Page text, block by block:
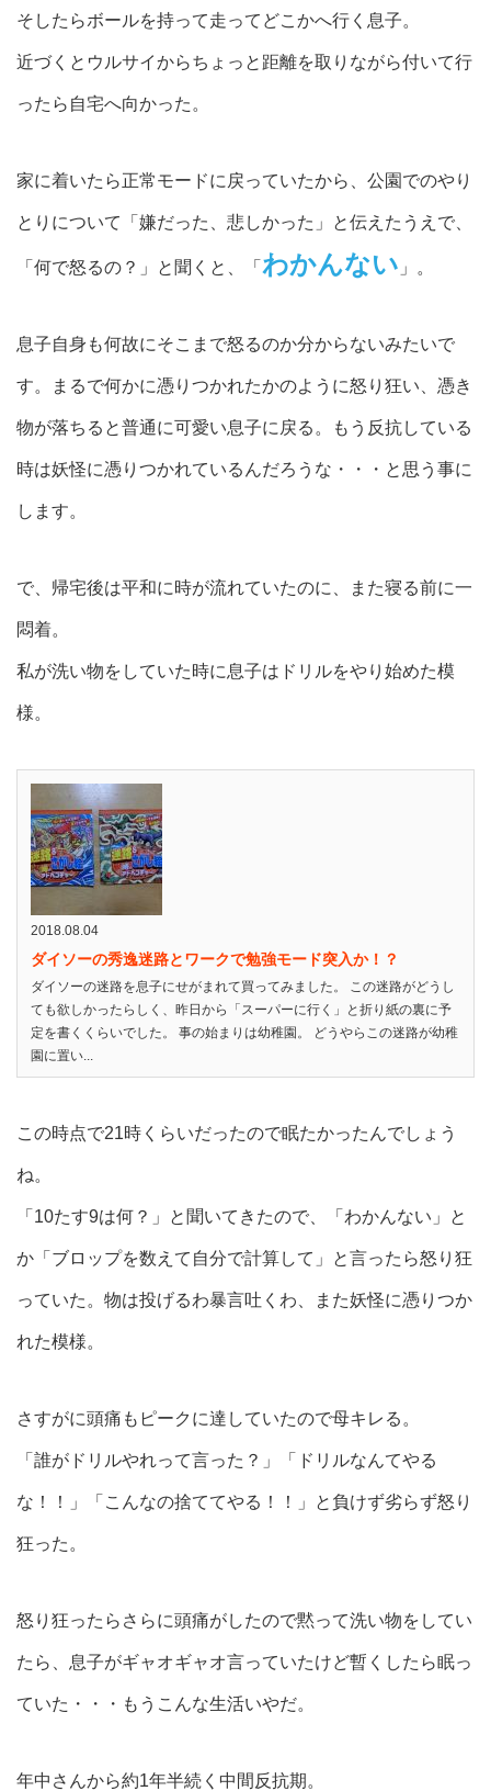
そしたらボールを持って走ってどこかへ行く息子。
近づくとウルサイからちょっと距離を取りながら付いて行
ったら自宅へ向かった。
家に着いたら正常モードに戻っていたから、公園でのやり
とりについて「嫌だった、悲しかった」と伝えたうえで、
「何で怒るの？」と聞くと、「 わかんない 」。
息子自身も何故にそこまで怒るのか分からないみたいで
す。まるで何かに憑りつかれたかのように怒り狂い、憑き
物が落ちると普通に可愛い息子に戻る。もう反抗している
時は妖怪に憑りつかれているんだろうな・・・と思う事に
します。
で、帰宅後は平和に時が流れていたのに、また寝る前に一
悶着。
私が洗い物をしていた時に息子はドリルをやり始めた模
様。
2018.08.04
ダイソーの秀逸迷路とワークで勉強モード突入か！？
ダイソーの迷路を息子にせがまれて買ってみました。 この迷路がどうし
ても欲しかったらしく、昨日から「スーパーに行く」と折り紙の裏に予
定を書くくらいでした。 事の始まりは幼稚園。 どうやらこの迷路が幼稚
園に置い...
この時点で21時くらいだったので眠たかったんでしょう
ね。
「10たす9は何？」と聞いてきたので、「わかんない」と
か「ブロップを数えて自分で計算して」と言ったら怒り狂
っていた。物は投げるわ暴言吐くわ、また妖怪に憑りつか
れた模様。
さすがに頭痛もピークに達していたので母キレる。
「誰がドリルやれって言った？」「ドリルなんてやる
な！！」「こんなの捨ててやる！！」と負けず劣らず怒り
狂った。
怒り狂ったらさらに頭痛がしたので黙って洗い物をしてい
たら、息子がギャオギャオ言っていたけど暫くしたら眠っ
ていた・・・もうこんな生活いやだ。
年中さんから約1年半続く中間反抗期。